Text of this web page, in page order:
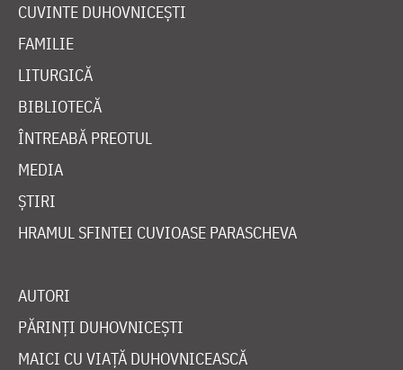
CUVINTE DUHOVNICEȘTI
FAMILIE
LITURGICĂ
BIBLIOTECĂ
ÎNTREABĂ PREOTUL
MEDIA
ȘTIRI
HRAMUL SFINTEI CUVIOASE PARASCHEVA
AUTORI
PĂRINȚI DUHOVNICEȘTI
MAICI CU VIAȚĂ DUHOVNICEASCĂ